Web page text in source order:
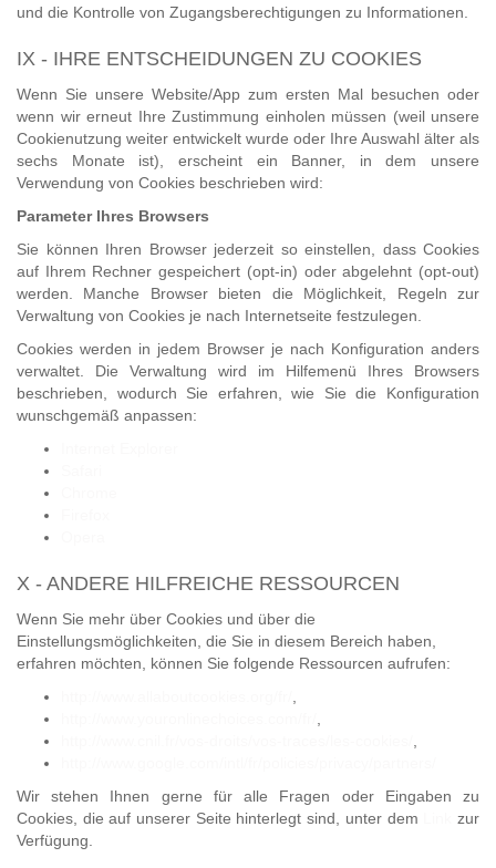
und die Kontrolle von Zugangsberechtigungen zu Informationen.
IX - IHRE ENTSCHEIDUNGEN ZU COOKIES
Wenn Sie unsere Website/App zum ersten Mal besuchen oder
wenn wir erneut Ihre Zustimmung einholen müssen (weil unsere
Cookienutzung weiter entwickelt wurde oder Ihre Auswahl älter als
sechs Monate ist), erscheint ein Banner, in dem unsere
Verwendung von Cookies beschrieben wird:
Parameter Ihres Browsers
Sie können Ihren Browser jederzeit so einstellen, dass Cookies
auf Ihrem Rechner gespeichert (opt-in) oder abgelehnt (opt-out)
werden. Manche Browser bieten die Möglichkeit, Regeln zur
Verwaltung von Cookies je nach Internetseite festzulegen.
Cookies werden in jedem Browser je nach Konfiguration anders
verwaltet. Die Verwaltung wird im Hilfemenü Ihres Browsers
beschrieben, wodurch Sie erfahren, wie Sie die Konfiguration
wunschgemäß anpassen:
X - ANDERE HILFREICHE RESSOURCEN
Wenn Sie mehr über Cookies und über die
Einstellungsmöglichkeiten, die Sie in diesem Bereich haben,
erfahren möchten, können Sie folgende Ressourcen aufrufen:
Wir stehen Ihnen gerne für alle Fragen oder Eingaben zu
Cookies, die auf unserer Seite hinterlegt sind, unter dem
zur
Verfügung.